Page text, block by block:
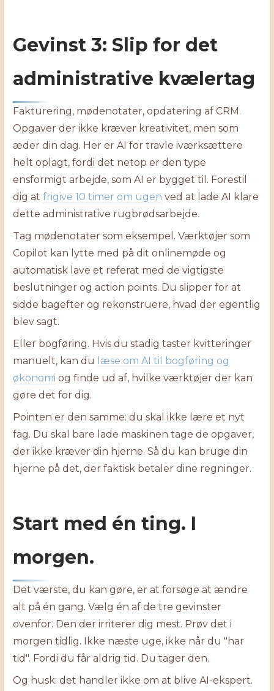
Gevinst 3: Slip for det
administrative kvælertag
Fakturering, mødenotater, opdatering af CRM.
Opgaver der ikke kræver kreativitet, men som
æder din dag. Her er AI for travle iværksættere
helt oplagt, fordi det netop er den type
ensformigt arbejde, som AI er bygget til. Forestil
dig atfrigive 10 timer om ugen ved at lade AI klare
dette administrative rugbrødsarbejde.
Tag mødenotater som eksempel. Værktøjer som
Copilot kan lytte med på dit onlinemøde og
automatisk lave et referat med de vigtigste
beslutninger og action points. Du slipper for at
sidde bagefter og rekonstruere, hvad der egentlig
blev sagt.
Eller bogføring. Hvis du stadig taster kvitteringer
manuelt, kan du
læse om AI til bogføring og
økonomi og finde ud af, hvilke værktøjer der kan
gøre det for dig.
Pointen er den samme: du skal ikke lære et nyt
fag. Du skal bare lade maskinen tage de opgaver,
der ikke kræver din hjerne. Så du kan bruge din
hjerne på det, der faktisk betaler dine regninger.
Start med én ting. I
morgen.
Det værste, du kan gøre, er at forsøge at ændre
alt på én gang. Vælg én af de tre gevinster
ovenfor. Den der irriterer dig mest. Prøv det i
morgen tidlig. Ikke næste uge, ikke når du "har
tid". Fordi du får aldrig tid. Du tager den.
Og husk: det handler ikke om at blive AI-ekspert.